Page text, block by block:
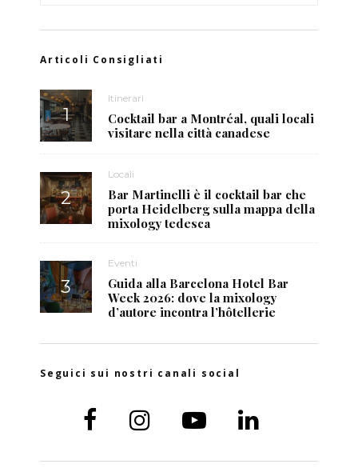
Articoli Consigliati
Itinerari
Cocktail bar a Montréal, quali locali
visitare nella città canadese
Locali
Bar Martinelli è il cocktail bar che
porta Heidelberg sulla mappa della
mixology tedesca
Eventi
Guida alla Barcelona Hotel Bar
Week 2026: dove la mixology
d’autore incontra l’hôtellerie
Seguici sui nostri canali social